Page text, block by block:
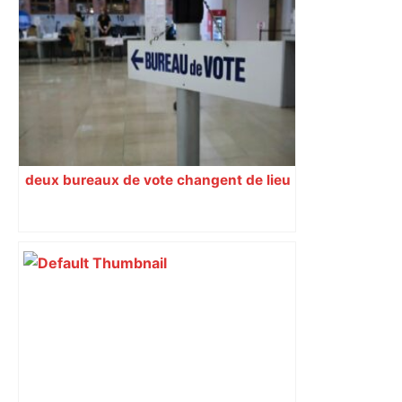
deux bureaux de vote changent de lieu